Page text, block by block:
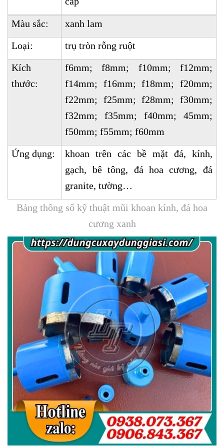
Màu sắc:
xanh lam
Loại:
trụ tròn rỗng ruột
Kích
thước:
f6mm; f8mm; f10mm; f12mm;
f14mm; f16mm; f18mm; f20mm;
f22mm; f25mm; f28mm; f30mm;
f32mm; f35mm; f40mm; 45mm;
f50mm; f55mm; f60mm
Ứng dụng:
khoan trên các bề mặt đá, kính,
gạch, bê tông, đá hoa cương, đá
granite, tường…
Bảng thông số kỹ thuật mũi khoan kính, đá hoa
cương xanh